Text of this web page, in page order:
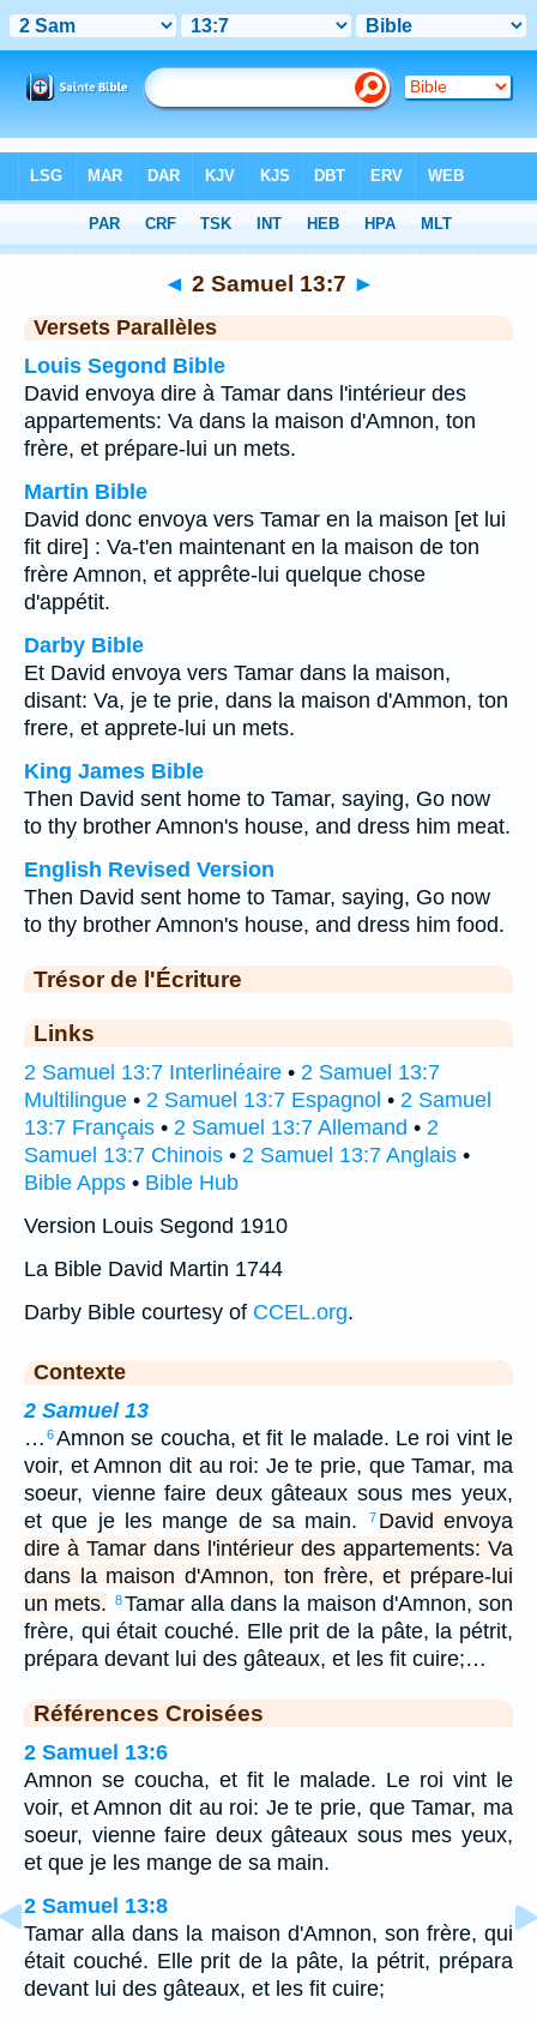
Chapitre 13 > Verset 7
◄ 2 Samuel 13:7 ►
Versets Parallèles
Louis Segond Bible
David envoya dire à Tamar dans l'intérieur des
appartements: Va dans la maison d'Amnon, ton
frère, et prépare-lui un mets.
Martin Bible
David donc envoya vers Tamar en la maison [et lui
fit dire] : Va-t'en maintenant en la maison de ton
frère Amnon, et apprête-lui quelque chose
d'appétit.
Darby Bible
Et David envoya vers Tamar dans la maison,
disant: Va, je te prie, dans la maison d'Ammon, ton
frere, et apprete-lui un mets.
King James Bible
Then David sent home to Tamar, saying, Go now
to thy brother Amnon's house, and dress him meat.
English Revised Version
Then David sent home to Tamar, saying, Go now
to thy brother Amnon's house, and dress him food.
Trésor de l'Écriture
Links
2 Samuel 13:7 Interlinéaire • 2 Samuel 13:7
Multilingue • 2 Samuel 13:7 Espagnol • 2 Samuel
13:7 Français • 2 Samuel 13:7 Allemand • 2
Samuel 13:7 Chinois • 2 Samuel 13:7 Anglais •
Bible Apps • Bible Hub
Version Louis Segond 1910
La Bible David Martin 1744
Darby Bible courtesy of CCEL.org.
Contexte
2 Samuel 13
… 6Amnon se coucha, et fit le malade. Le roi vint le
voir, et Amnon dit au roi: Je te prie, que Tamar, ma
soeur, vienne faire deux gâteaux sous mes yeux,
et que je les mange de sa main.
7 David envoya
dire à Tamar dans l'intérieur des appartements: Va
dans la maison d'Amnon, ton frère, et prépare-lui
un mets.
8 Tamar alla dans la maison d'Amnon, son
frère, qui était couché. Elle prit de la pâte, la pétrit,
prépara devant lui des gâteaux, et les fit cuire;…
Références Croisées
2 Samuel 13:6
Amnon se coucha, et fit le malade. Le roi vint le
voir, et Amnon dit au roi: Je te prie, que Tamar, ma
soeur, vienne faire deux gâteaux sous mes yeux,
et que je les mange de sa main.
2 Samuel 13:8
Tamar alla dans la maison d'Amnon, son frère, qui
était couché. Elle prit de la pâte, la pétrit, prépara
devant lui des gâteaux, et les fit cuire;